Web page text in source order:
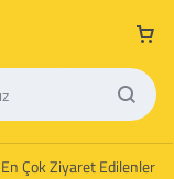
En Çok Ziyaret Edilenler